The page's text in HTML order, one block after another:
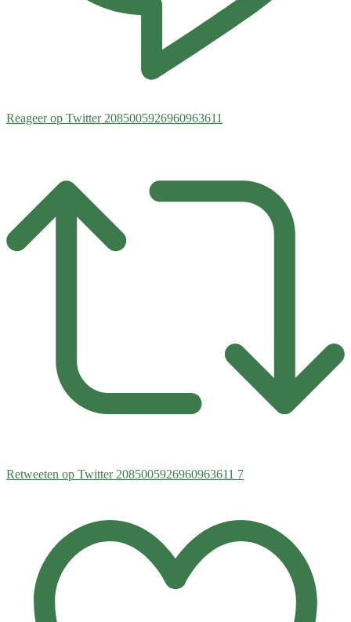
Reageer op Twitter 2085005926960963611
Retweeten op Twitter 2085005926960963611 7